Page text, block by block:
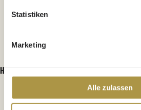
Statistiken
Marketing
Alle zulassen
Hast du den nötigen Biss?